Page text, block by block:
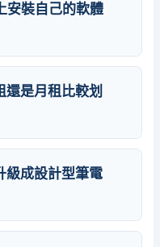
安裝自己的軟體
是月租比較划
級成設計型筆電